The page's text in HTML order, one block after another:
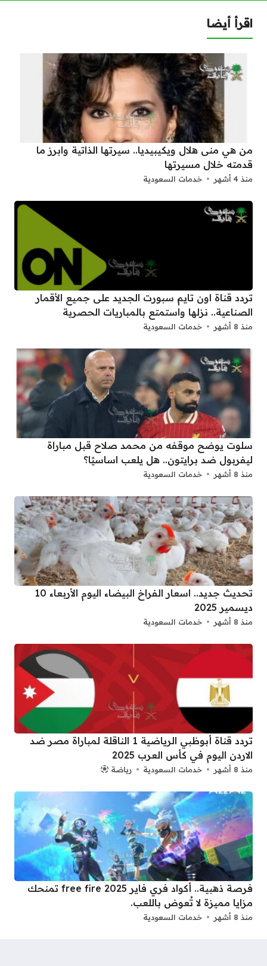
اقرأ أيضا
من هي منى هلال ويكيبيديا.. سيرتها الذاتية وابرز ما
قدمته خلال مسيرتها
منذ 4 أشهر خدمات السعودية
تردد قناة اون تايم سبورت الجديد على جميع الأقمار
الصناعية.. نزلها واستمتع بالمباريات الحصرية
منذ 8 أشهر خدمات السعودية
سلوت يوضح موقفه من محمد صلاح قبل مباراة
ليفربول ضد برايتون.. هل يلعب اساسيًا؟
منذ 8 أشهر خدمات السعودية
تحديث جديد.. اسعار الفراخ البيضاء اليوم الأربعاء 10
ديسمير 2025
منذ 8 أشهر خدمات السعودية
تردد قناة أبوظبي الرياضية 1 الناقلة لمباراة مصر ضد
الاردن اليوم في كأس العرب 2025
منذ 8 أشهر خدمات السعودية رياضة
فرصة ذهبية.. أكواد فري فاير 2025 free fire تمنحك
مزايا مميزة لا تُعوض باللعب.
منذ 8 أشهر خدمات السعودية